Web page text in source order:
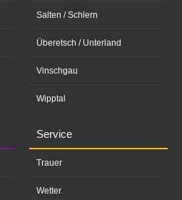
Salten / Schlern
Überetsch / Unterland
Vinschgau
Wipptal
Service
Trauer
Wetter